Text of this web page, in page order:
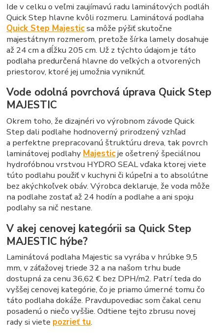
Ide v celku o veľmi zaujímavú radu laminátových podláh
Quick Step hlavne kvôli rozmeru. Laminátová podlaha
Quick Step Majesticsa môže pýšiť skutočne
majestátnym rozmerom, pretože šírka lamely dosahuje
až 24 cm a dĺžku 205 cm. Už z týchto údajom je táto
podlaha predurčená hlavne do veľkých a otvorených
priestorov, ktoré jej umožnia vyniknúť.
Vode odolná povrchová úprava Quick Step
MAJESTIC
Okrem toho, že dizajnéri vo výrobnom závode Quick
Step dali podlahe hodnoverný prirodzený vzhľad
a perfektne prepracovanú štruktúru dreva, tak povrch
laminátovej podlahy Majesticje ošetrený špeciálnou
hydrofóbnou vrstvou HYDRO SEAL vďaka ktorej viete
túto podlahu použiť v kuchyni či kúpeľni a to absolútne
bez akýchkoľvek obáv. Výrobca deklaruje, že voda môže
na podlahe zostať až 24 hodín a podlahe a ani spoju
podlahy sa nič nestane.
V akej cenovej kategórii sa Quick Step
MAJESTIC hýbe?
Laminátová podlaha Majestic sa vyrába v hrúbke 9,5
mm, v záťažovej triede 32 a na našom trhu bude
dostupná za cenu 36,62 € bez DPH/m2. Patrí teda do
vyššej cenovej kategórie, čo je priamo úmerné tomu čo
táto podlaha dokáže. Pravdupovediac som čakal cenu
posadenú o niečo vyššie. Odtiene tejto zbrusu novej
rady si viete pozrieť tu.